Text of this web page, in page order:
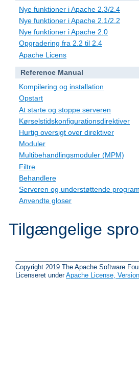
Nye funktioner i Apache 2.3/2.4
Nye funktioner i Apache 2.1/2.2
Nye funktioner i Apache 2.0
Opgradering fra 2.2 til 2.4
Apache Licens
Reference Manual
Kompilering og installation
Opstart
At starte og stoppe serveren
Kørselstidskonfigurationsdirektiver
Hurtig oversigt over direktiver
Moduler
Multibehandlingsmoduler (MPM)
Filtre
Behandlere
Serveren og understøttende
Anvendte gloser
Tilgængelige
Copyright 2019 The Apache Software
Licenseret underApache License,